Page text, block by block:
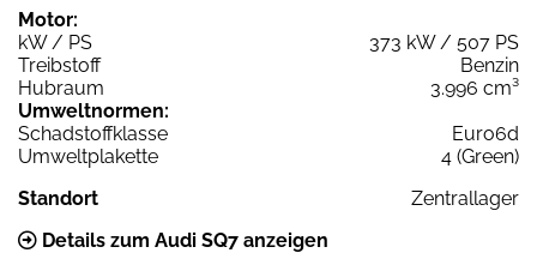
Motor:
kW / PS
373 kW / 507 PS
Treibstoff
Benzin
Hubraum
3.996 cm³
Umweltnormen:
Schadstoffklasse
Euro6d
Umweltplakette
4 (Green)
Standort
Zentrallager
Details zum Audi SQ7 anzeigen